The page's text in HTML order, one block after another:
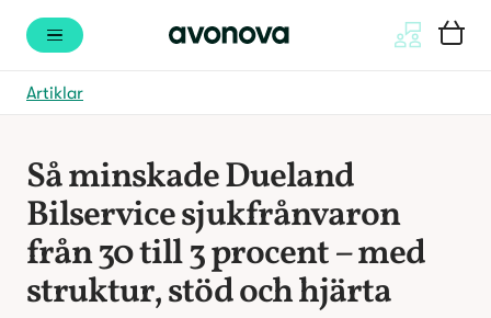
Artiklar
Så minskade Dueland
Bilservice sjukfrånvaron
från 30 till 3 procent – med
struktur, stöd och hjärta